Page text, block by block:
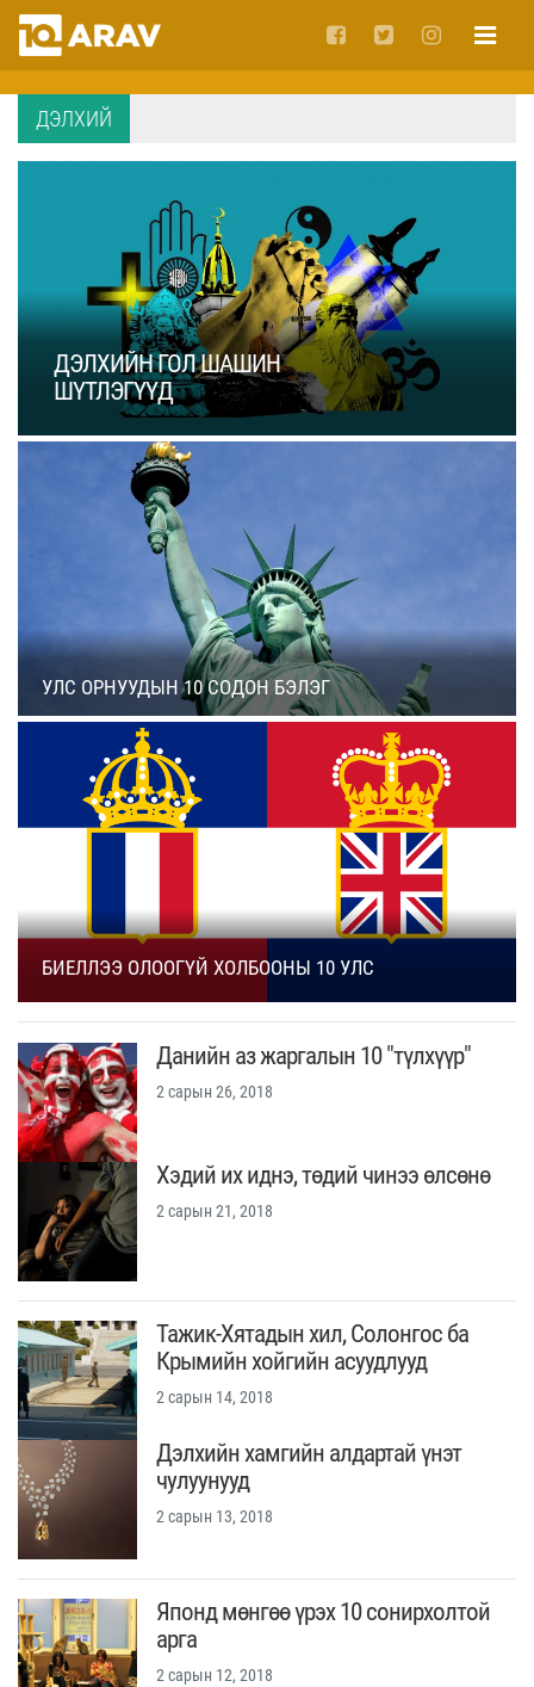
ДЭЛХИЙ
ДЭЛХИЙН ГОЛ ШАШИН
ШҮТЛЭГҮҮД
УЛС ОРНУУДЫН 10 СОДОН БЭЛЭГ
БИЕЛЛЭЭ ОЛООГҮЙ ХОЛБООНЫ 10 УЛС
Данийн аз жаргалын 10 "түлхүүр"
2 сарын 26, 2018
Хэдий их иднэ, төдий чинээ өлсөнө
2 сарын 21, 2018
Тажик-Хятадын хил, Солонгос ба
Крымийн хойгийн асуудлууд
2 сарын 14, 2018
Дэлхийн хамгийн алдартай үнэт
чулуунууд
2 сарын 13, 2018
Японд мөнгөө үрэх 10 сонирхолтой
арга
2 сарын 12, 2018